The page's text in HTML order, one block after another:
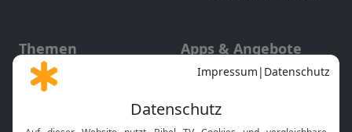
Themen
Gott und Bibel erklärt
Apps & Angebote
Mobile App